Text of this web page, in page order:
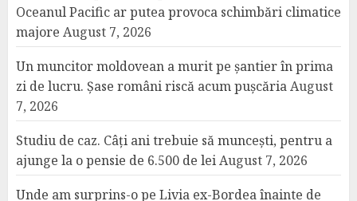
Oceanul Pacific ar putea provoca schimbări climatice
majore August 7, 2026
Un muncitor moldovean a murit pe șantier în prima
zi de lucru. Șase români riscă acum pușcăriaAugust
7, 2026
Studiu de caz. Câți ani trebuie să muncești, pentru a
ajunge la o pensie de 6.500 de leiAugust 7, 2026
Unde am surprins-o pe Livia ex-Bordea înainte de